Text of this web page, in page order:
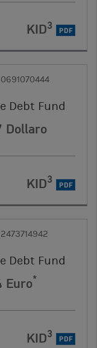
KID3 PDF
Debt Fund
Dollaro
KID3 PDF
Debt Fund
Euro*
KID3 PDF